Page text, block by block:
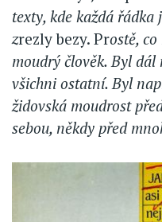
texty, kde každá
zrezly bezy. Prostě,
moudrý člověk. Byl
všichni ostatní. Byl
židovská moudrost
sebou, někdy před